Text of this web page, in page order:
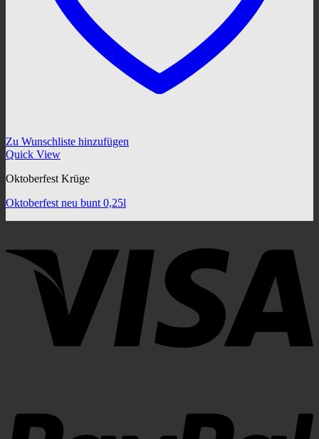
Zu Wunschliste hinzufügen
Quick View
Oktoberfest Krüge
Oktoberfest neu bunt 0,25l